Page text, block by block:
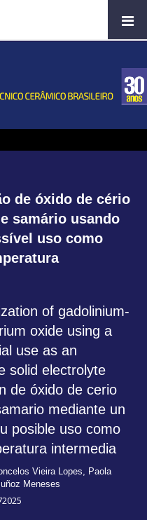
de óxido de cério
samário usando
uso como
of gadolinium-
oxide using a
use as an
solid electrolyte
de óxido de cerio
mediante un
posible uso como
intermedia
Vieira Lopes
Paola
Meneses